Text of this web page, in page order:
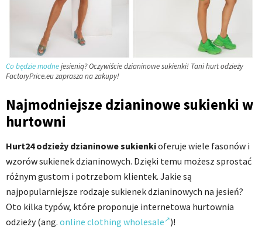
Co będzie modnejesienią? Oczywiście dzianinowe sukienki! Tani hurt odzieży
FactoryPrice.eu zaprasza na zakupy!
Najmodniejsze dzianinowe sukienki w
hurtowni
Hurt24 odzieży dzianinowe sukienkioferuje wiele fasonów i
wzorów sukienek dzianinowych. Dzięki temu możesz sprostać
różnym gustom i potrzebom klientek. Jakie są
najpopularniejsze rodzaje sukienek dzianinowych na jesień?
Oto kilka typów, które proponuje internetowa hurtownia
odzieży (ang. online clothing wholesale )!